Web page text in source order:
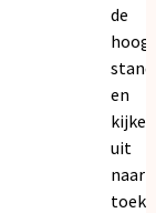
de
en
kijken
uit
naar